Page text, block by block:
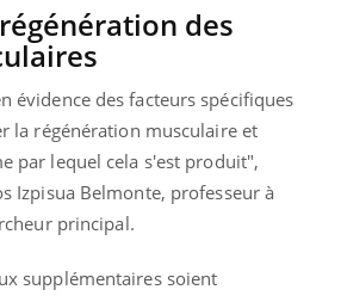
des
évidence des facteurs spécifiques
la régénération musculaire et
par lequel cela s'est produit",
Izpisua Belmonte, professeur à
principal.
supplémentaires soient